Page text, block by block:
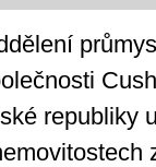
republiky